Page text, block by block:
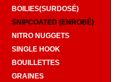
BOILIES(SURDOSÉ)
SNIPCOATED (ENROBÉ)
NITRO NUGGETS
SINGLE HOOK
BOUILLETTES
GRAINES